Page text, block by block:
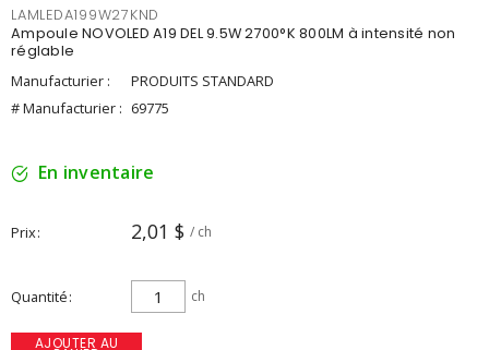
LAMLEDA199W27KND
Ampoule NOVOLED A19 DEL 9.5W 2700°K 800LM à intensité non
réglable
Manufacturier :
PRODUITS STANDARD
# Manufacturier : 69775
En inventaire
Prix 2,01 $ / ch
Quantité ch
AJOUTER AU